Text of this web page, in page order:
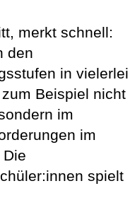
merkt schnell:
den
in vielerlei
Beispiel nicht
im
im
spielt